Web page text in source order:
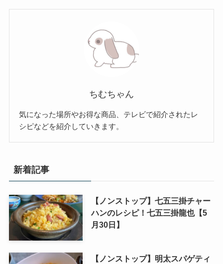
ちむちゃん
気になった場所やお得な商品、テレビで紹介されたレ
シピなどを紹介していきます。
新着記事
【ノンストップ】七五三掛チャー
ハンのレシピ！七五三掛龍也【5
月30日】
【ノンストップ】明太スパゲティ